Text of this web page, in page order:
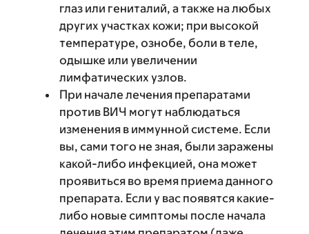
глаз или гениталий, а также на любых
других участках кожи; при высокой
температуре, ознобе, боли в теле,
одышке или увеличении
лимфатических узлов.
При начале лечения препаратами
против ВИЧ могут наблюдаться
изменения в иммунной системе. Если
вы, сами того не зная, были заражены
какой-либо инфекцией, она может
проявиться во время приема данного
препарата. Если у вас появятся какие-
либо новые симптомы после начала